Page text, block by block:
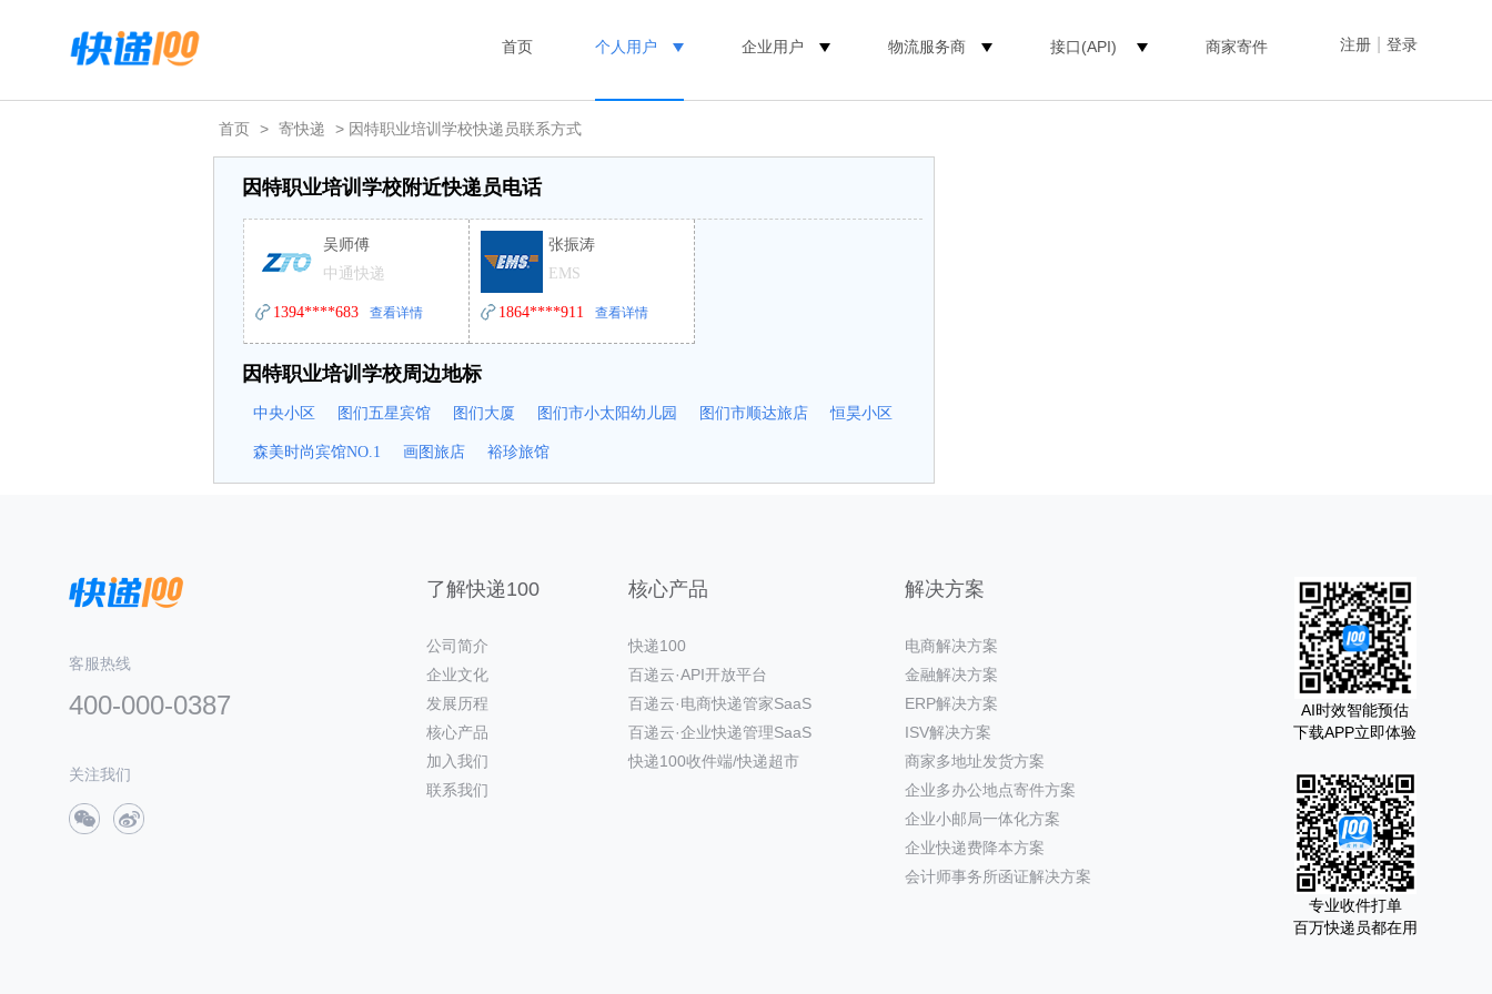
注册 登录
首页 个人用户 企业用户 物流服务商 接口(API) 商家寄件
首页 > 寄快递 > 因特职业培训学校快递员联系方式
因特职业培训学校附近快递员电话
吴师傅
中通快递
1394****683 查看详情
张振涛
EMS
1864****911 查看详情
因特职业培训学校周边地标
中央小区 图们五星宾馆 图们大厦 图们市小太阳幼儿园 图们市顺达旅店 恒昊小区
森美时尚宾馆NO.1 画图旅店 裕珍旅馆
客服热线
400-000-0387
关注我们
了解快递100
公司简介
企业文化
发展历程
核心产品
加入我们
联系我们
核心产品
快递100
百递云·API开放平台
百递云·电商快递管家SaaS
百递云·企业快递管理SaaS
快递100收件端/快递超市
解决方案
电商解决方案
金融解决方案
ERP解决方案
ISV解决方案
商家多地址发货方案
企业多办公地点寄件方案
企业小邮局一体化方案
企业快递费降本方案
会计师事务所函证解决方案
AI时效智能预估
下载APP立即体验
专业收件打单
百万快递员都在用